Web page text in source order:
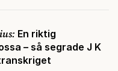
En riktig
– så segrade J K